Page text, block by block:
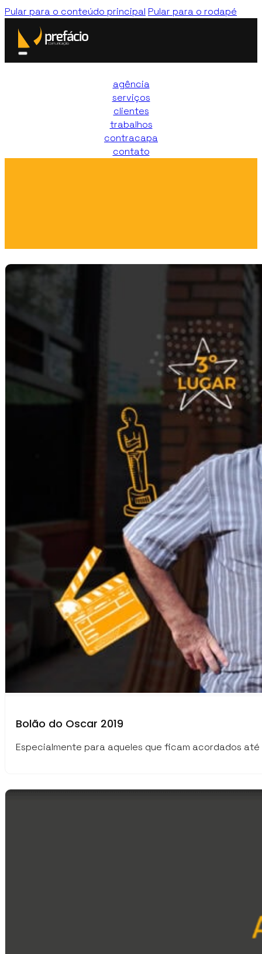
Pular para o conteúdo principal Pular para o rodapé
agência
serviços
clientes
trabalhos
contracapa
contato
Bolão do Oscar 2019
Especialmente para aqueles que ficam acordados